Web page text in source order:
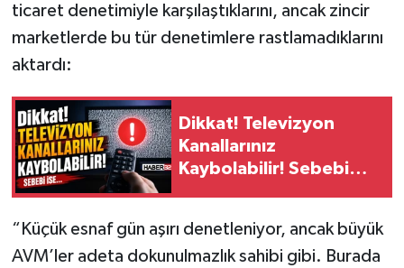
ticaret denetimiyle karşılaştıklarını, ancak zincir
marketlerde bu tür denetimlere rastlamadıklarını
aktardı:
Dikkat! Televizyon
Kanallarınız
Kaybolabilir! Sebebi
“Küçük esnaf gün aşırı denetleniyor, ancak büyük
AVM’ler adeta dokunulmazlık sahibi gibi. Burada